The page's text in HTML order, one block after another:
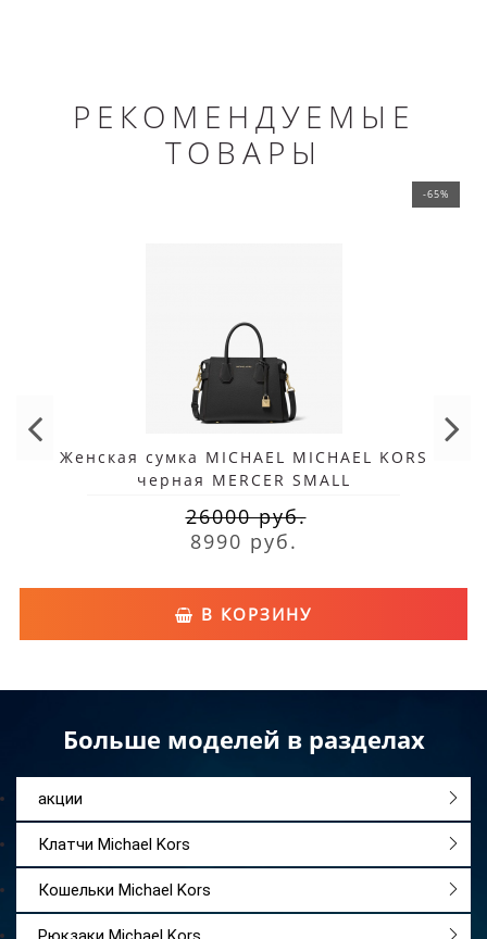
РЕКОМЕНДУЕМЫЕ
ТОВАРЫ
-65%
Женская сумка MICHAEL MICHAEL KORS
черная MERCER SMALL
26000 руб.
8990 руб.
В КОРЗИНУ
Больше моделей в разделах
акции
Клатчи Michael Kors
Кошельки Michael Kors